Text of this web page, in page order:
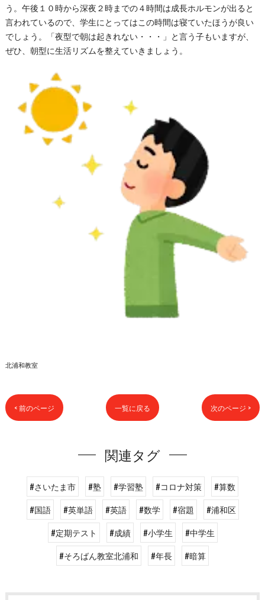
う。午後１０時から深夜２時までの４時間は成長ホルモンが出ると
言われているので、学生にとってはこの時間は寝ていたほうが良い
でしょう。「夜型で朝は起きれない・・・」と言う子もいますが、
ぜひ、朝型に生活リズムを整えていきましょう。
北浦和教室
< 前のページ 一覧に戻る 次のページ >
関連タグ
#さいたま市 #塾 #学習塾 #コロナ対策
#算数
#国語
#英単語 #英語 #数学 #宿題
#浦和区
#定期テスト
#成績 #小学生
#中学生
#そろばん教室北浦和
#年長 #暗算